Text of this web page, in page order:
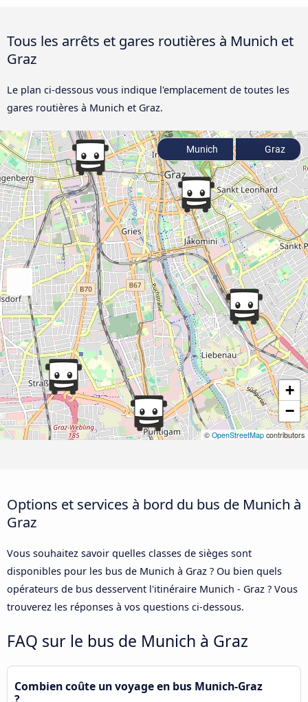
Tous les arrêts et gares routières à Munich et
Graz
Le plan ci-dessous vous indique l'emplacement de toutes les
gares routières à Munich et Graz.
+
−
© OpenStreetMap contributors
Munich Graz
Options et services à bord du bus de Munich à
Graz
Vous souhaitez savoir quelles classes de sièges sont
disponibles pour les bus de Munich à Graz ? Ou bien quels
opérateurs de bus desservent l'itinéraire Munich - Graz ? Vous
trouverez les réponses à vos questions ci-dessous.
FAQ sur le bus de Munich à Graz
Combien coûte un voyage en bus Munich-Graz